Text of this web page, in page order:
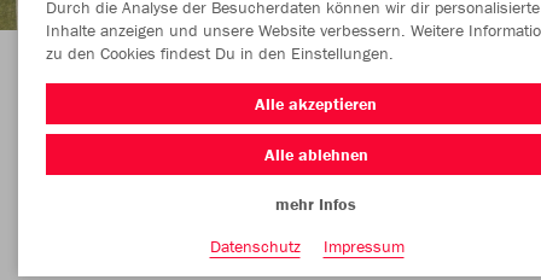
SV WESER LETELN
Farbe
Durch die Analyse der Besucherdaten können wir dir personalisierte
Inhalte anzeigen und unsere Website verbessern. Weitere
zu den Cookies findest Du in den Einstellungen.
Alle akzeptieren
Alle ablehnen
mehr Infos
Datenschutz
Impressum